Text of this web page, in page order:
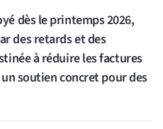
dès le printemps 2026,
des retards et des
à réduire les factures
soutien concret pour des